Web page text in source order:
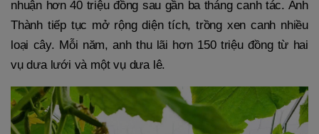
nhuận hơn 40 triệu đồng sau gần ba tháng canh tác. Anh
Thành tiếp tục mở rộng diện tích, trồng xen canh nhiều
loại cây. Mỗi năm, anh thu lãi hơn 150 triệu đồng từ hai
vụ dưa lưới và một vụ dưa lê.